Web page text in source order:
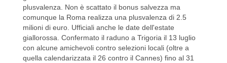
plusvalenza. Non è scattato il bonus salvezza ma
comunque la Roma realizza una plusvalenza di 2.5
milioni di euro. Ufficiali anche le date dell'estate
giallorossa. Confermato il raduno a Trigoria il 13 luglio
con alcune amichevoli contro selezioni locali (oltre a
quella calendarizzata il 26 contro il Cannes) fino al 31